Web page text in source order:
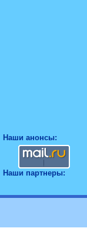
Наши анонсы:
Наши партнеры: